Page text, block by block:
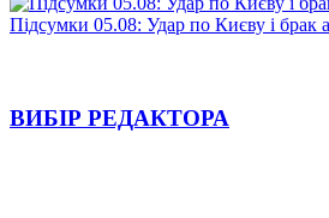
Підсумки 05.08: Удар по Києву і брак
ВИБІР РЕДАКТОРА